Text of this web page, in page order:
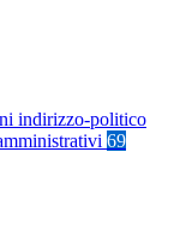
indirizzo-politico
69